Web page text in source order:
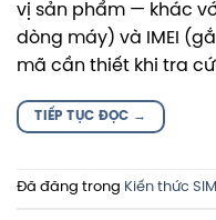
vị sản phẩm — khác
dòng máy) và IMEI
mã cần thiết khi tra
TIẾP TỤC ĐỌC →
Đã đăng trong Kiến thức